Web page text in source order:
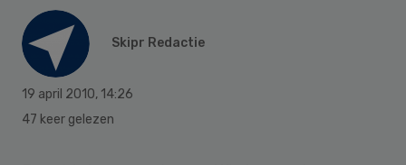
Skipr Redactie
19 april 2010, 14:26
47 keer gelezen